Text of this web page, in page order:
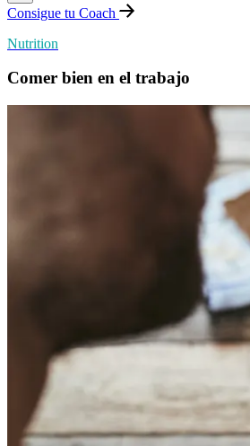
Consigue tu Coach
Nutrition
Comer bien en el trabajo